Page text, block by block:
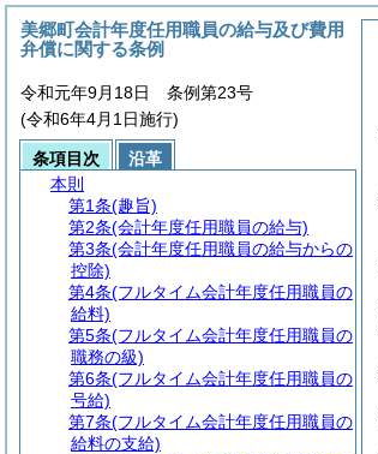
美郷町会計年度任用職員の給与及び費用
弁償に関する条例
令和元年9月18日 条例第23号
(令和6年4月1日施行)
条項目次
沿革
本則
第1条(趣旨)
第2条(会計年度任用職員の給与)
第3条(会計年度任用職員の給与からの
控除)
第4条(フルタイム会計年度任用職員の
給料)
第5条(フルタイム会計年度任用職員の
職務の級)
第6条(フルタイム会計年度任用職員の
号給)
第7条(フルタイム会計年度任用職員の
給料の支給)